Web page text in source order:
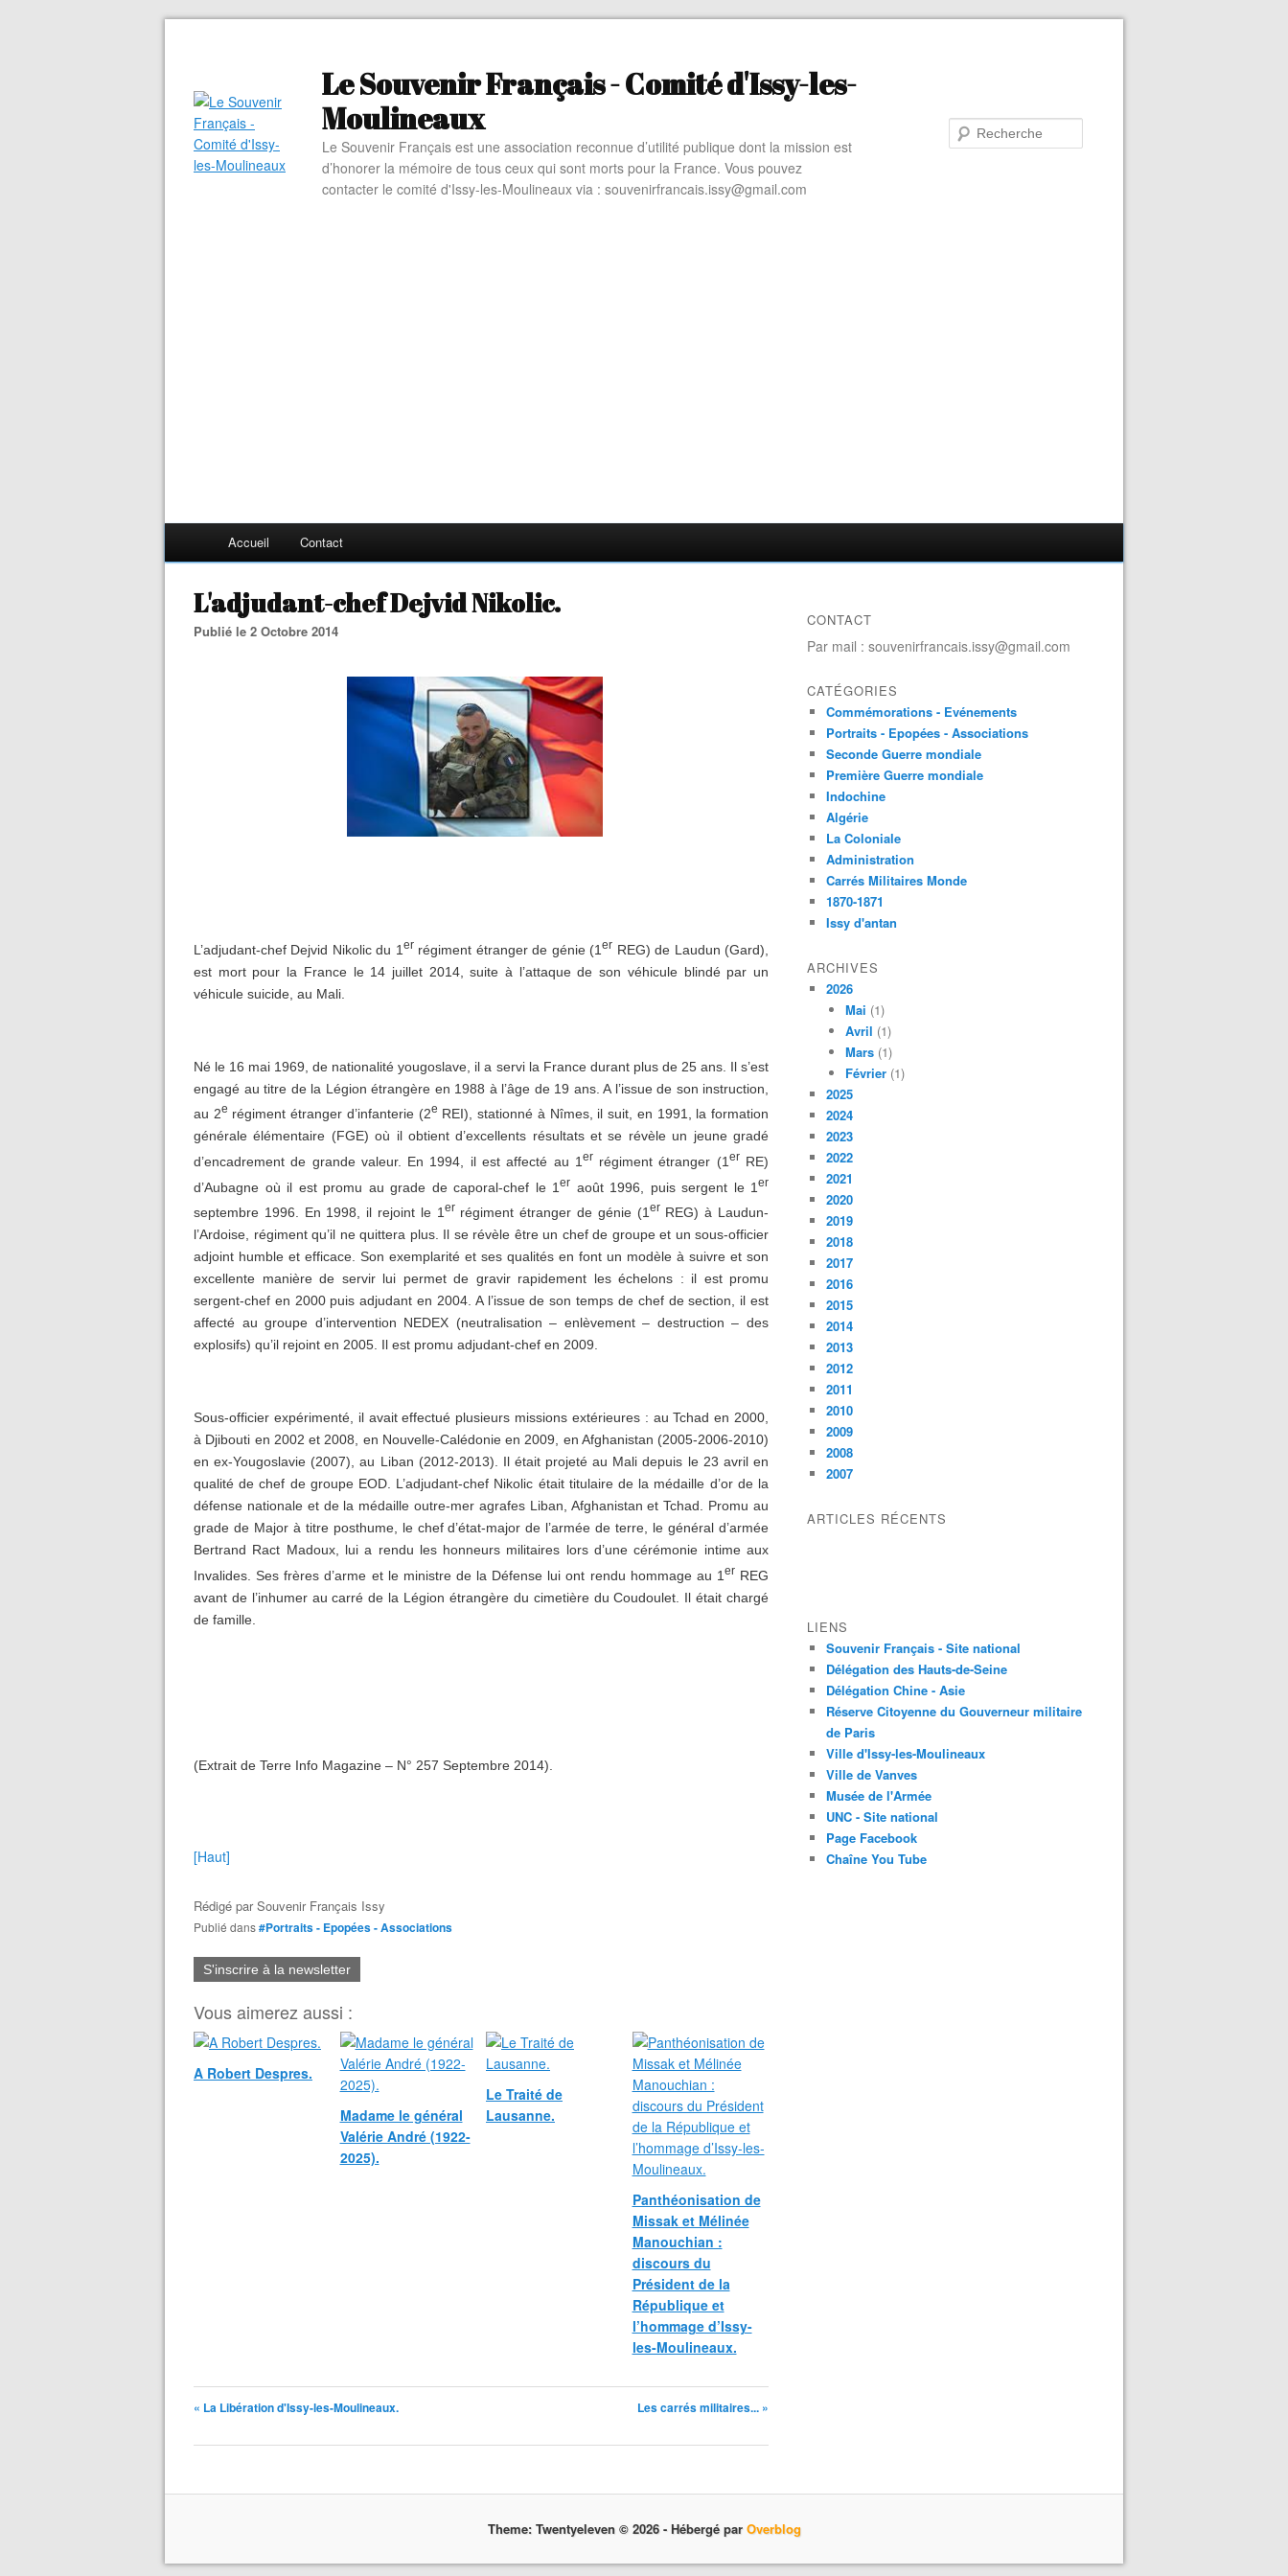
Le Souvenir Français - Comité d'Issy-les-
Moulineaux
Le Souvenir Français est une association reconnue d’utilité publique dont la mission est
d’honorer la mémoire de tous ceux qui sont morts pour la France. Vous pouvez
contacter le comité d'Issy-les-Moulineaux via : souvenirfrancais.issy@gmail.com
Accueil Contact
L'adjudant-chef Dejvid Nikolic.
Publié le 2 Octobre 2014
L’adjudant-chef Dejvid Nikolic du 1 er régiment étranger de génie (1er REG) de Laudun (Gard),
est mort pour la France le 14 juillet 2014, suite à l’attaque de son véhicule blindé par un
véhicule suicide, au Mali.
Né le 16 mai 1969, de nationalité yougoslave, il a servi la France durant plus de 25 ans. Il s’est
engagé au titre de la Légion étrangère en 1988 à l’âge de 19 ans. A l’issue de son instruction,
au 2e régiment étranger d’infanterie (2e REI), stationné à Nîmes, il suit, en 1991, la formation
générale élémentaire (FGE) où il obtient d’excellents résultats et se révèle un jeune gradé
d’encadrement de grande valeur. En 1994, il est affecté au 1 er régiment étranger (1 er RE)
d’Aubagne où il est promu au grade de caporal-chef le 1 er août 1996, puis sergent le 1 er
septembre 1996. En 1998, il rejoint le 1er régiment étranger de génie (1er REG) à Laudun-
l’Ardoise, régiment qu’il ne quittera plus. Il se révèle être un chef de groupe et un sous-officier
adjoint humble et efficace. Son exemplarité et ses qualités en font un modèle à suivre et son
excellente manière de servir lui permet de gravir rapidement les échelons : il est promu
sergent-chef en 2000 puis adjudant en 2004. A l’issue de son temps de chef de section, il est
affecté au groupe d’intervention NEDEX (neutralisation – enlèvement – destruction – des
explosifs) qu’il rejoint en 2005. Il est promu adjudant-chef en 2009.
Sous-officier expérimenté, il avait effectué plusieurs missions extérieures : au Tchad en 2000,
à Djibouti en 2002 et 2008, en Nouvelle-Calédonie en 2009, en Afghanistan (2005-2006-2010)
en ex-Yougoslavie (2007), au Liban (2012-2013). Il était projeté au Mali depuis le 23 avril en
qualité de chef de groupe EOD. L’adjudant-chef Nikolic était titulaire de la médaille d’or de la
défense nationale et de la médaille outre-mer agrafes Liban, Afghanistan et Tchad. Promu au
grade de Major à titre posthume, le chef d’état-major de l’armée de terre, le général d’armée
Bertrand Ract Madoux, lui a rendu les honneurs militaires lors d’une cérémonie intime aux
Invalides. Ses frères d’arme et le ministre de la Défense lui ont rendu hommage au 1 er REG
avant de l’inhumer au carré de la Légion étrangère du cimetière du Coudoulet. Il était chargé
de famille.
(Extrait de Terre Info Magazine – N° 257 Septembre 2014).
[Haut]
Rédigé parSouvenir Français Issy
Publié dans#Portraits - Epopées - Associations
S'inscrire à la newsletter
Vous aimerez aussi :
A Robert Despres.
Madame le général
Valérie André (1922-
2025).
Le Traité de
Lausanne.
Panthéonisation de
Missak et Mélinée
Manouchian :
discours du
Président de la
République et
l’hommage d’Issy-
les-Moulineaux.
« La Libération d'Issy-les-Moulineaux. Les carrés militaires... »
CONTACT
Par mail : souvenirfrancais.issy@gmail.com
CATÉGORIES
Commémorations - Evénements
Portraits - Epopées - Associations
Seconde Guerre mondiale
Première Guerre mondiale
Indochine
Algérie
La Coloniale
Administration
Carrés Militaires Monde
1870-1871
Issy d'antan
ARCHIVES
2026
Mai (1)
Avril (1)
Mars (1)
Février (1)
2025
2024
2023
2022
2021
2020
2019
2018
2017
2016
2015
2014
2013
2012
2011
2010
2009
2008
2007
ARTICLES RÉCENTS
LIENS
Souvenir Français - Site national
Délégation des Hauts-de-Seine
Délégation Chine - Asie
Réserve Citoyenne du Gouverneur militaire
de Paris
Ville d'Issy-les-Moulineaux
Ville de Vanves
Musée de l'Armée
UNC - Site national
Page Facebook
Chaîne You Tube
Theme: Twentyeleven © 2026 - Hébergé par Overblog